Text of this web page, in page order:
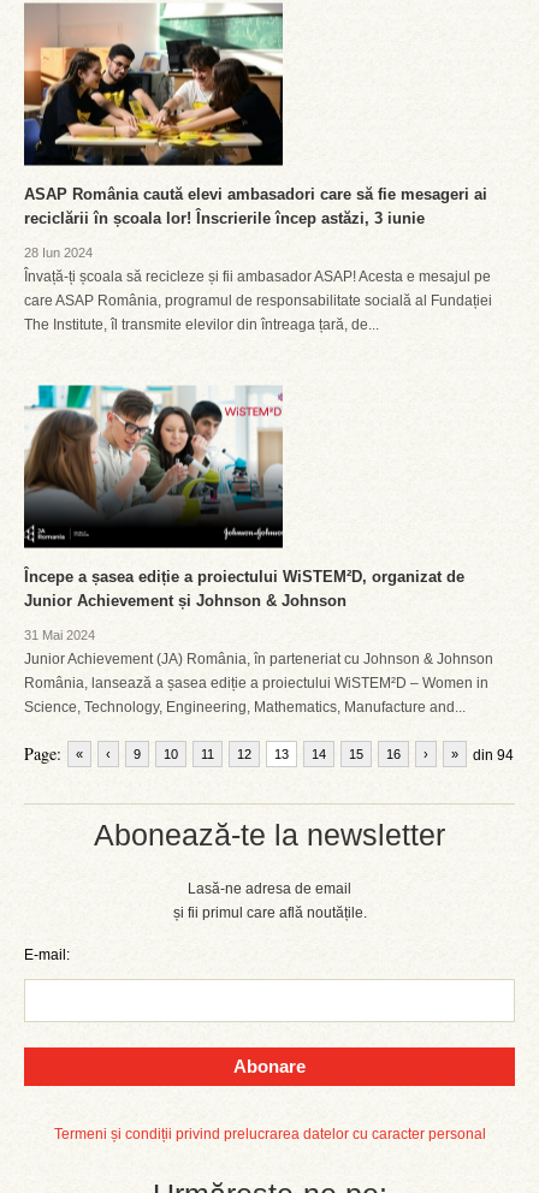
Abonează-te la newsletter
Lasă-ne adresa de email
și fii primul care află noutățile.
E-mail:
Abonare
Termeni și condiții privind prelucrarea datelor cu caracter personal
ASAP România caută elevi ambasadori care să fie mesageri ai
reciclării în școala lor! Înscrierile încep astăzi, 3 iunie
28 Iun 2024
Învață-ți școala să recicleze și fii ambasador ASAP! Acesta e mesajul pe
care ASAP România, programul de responsabilitate socială al Fundației
The Institute, îl transmite elevilor din întreaga țară, de...
Începe a șasea ediție a proiectului WiSTEM²D, organizat de
Junior Achievement și Johnson & Johnson
31 Mai 2024
Junior Achievement (JA) România, în parteneriat cu Johnson & Johnson
România, lansează a șasea ediție a proiectului WiSTEM²D – Women in
Science, Technology, Engineering, Mathematics, Manufacture and...
Page: « ‹ 9 10 11 12 13 14 15 16 din 94
› »